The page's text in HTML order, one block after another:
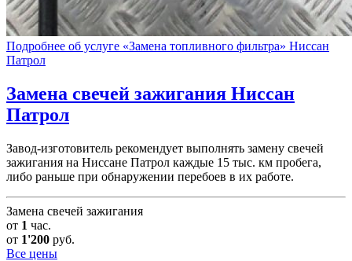
Подробнее об услуге «Замена топливного фильтра» Ниссан
Патрол
Замена свечей зажигания Ниссан
Патрол
Завод-изготовитель рекомендует выполнять замену свечей
зажигания на Ниссане Патрол каждые 15 тыс. км пробега,
либо раньше при обнаружении перебоев в их работе.
Замена свечей зажигания
от 1 час.
от 1'200 руб.
Все цены